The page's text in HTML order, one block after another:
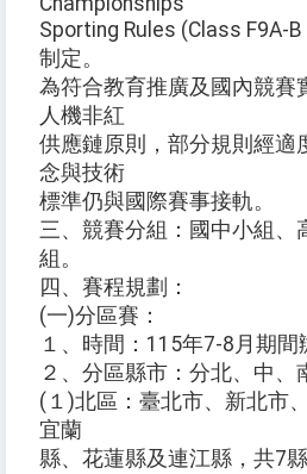
Sporting Rules (Class F9A-
制定。
為符合教育推廣及國內競賽
人機非紅
供應鏈原則，部分規則經適
念與技術
標準仍與國際賽事接軌。
三、競賽分組：國中小組、
組。
四、賽程規劃：
(一)分區賽：
１、時間：115年7-8月期間
２、分區縣市：分北、中、
(１)北區：臺北市、新北市
宜蘭
縣、花蓮縣及連江縣，共7縣